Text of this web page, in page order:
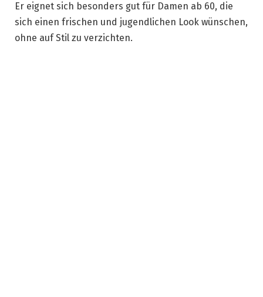
Er eignet sich besonders gut für Damen ab 60, die
sich einen frischen und jugendlichen Look wünschen,
ohne auf Stil zu verzichten.